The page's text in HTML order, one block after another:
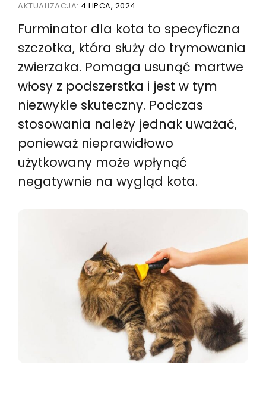
AKTUALIZACJA: 4 LIPCA, 2024
Furminator dla kota to specyficzna
szczotka, która służy do trymowania
zwierzaka. Pomaga usunąć martwe
włosy z podszerstka i jest w tym
niezwykle skuteczny. Podczas
stosowania należy jednak uważać,
ponieważ nieprawidłowo
użytkowany może wpłynąć
negatywnie na wygląd kota.